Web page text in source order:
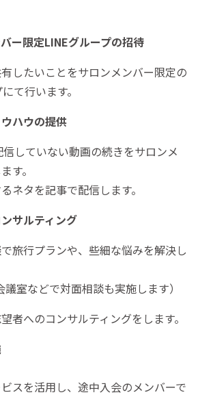
ー限定LINEグループの招待
したいことをサロンメンバー限定の
て行います。
ハウの提供
していない動画の続きをサロンメ
す。
ネタを記事で配信します。
サルティング
旅行プランや、些細な悩みを解決し
などで対面相談も実施します）
者へのコンサルティングをします。
スを活用し、途中入会のメンバーで